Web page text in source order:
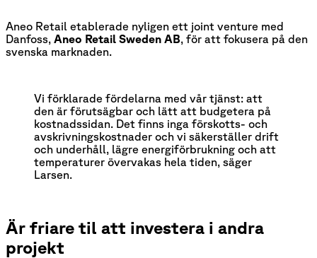
Aneo Retail etablerade nyligen ett joint venture med
Danfoss, Aneo Retail Sweden AB, för att fokusera på den
svenska marknaden.
Vi förklarade fördelarna med vår tjänst: att
den är förutsägbar och lätt att budgetera på
kostnadssidan. Det finns inga förskotts- och
avskrivningskostnader och vi säkerställer drift
och underhåll, lägre energiförbrukning och att
temperaturer övervakas hela tiden, säger
Larsen.
Är friare til att investera i andra
projekt